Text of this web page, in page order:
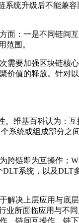
统升级后不能兼
：一是不同链间
范围。
需要加强区块链核
价值的释放。针对
。维基百科认为：
系统或组成部分之
跨链即为互操作；
系统，以及DLT
解决上层应用与底
业所面临应用与不
链间互操作、链下